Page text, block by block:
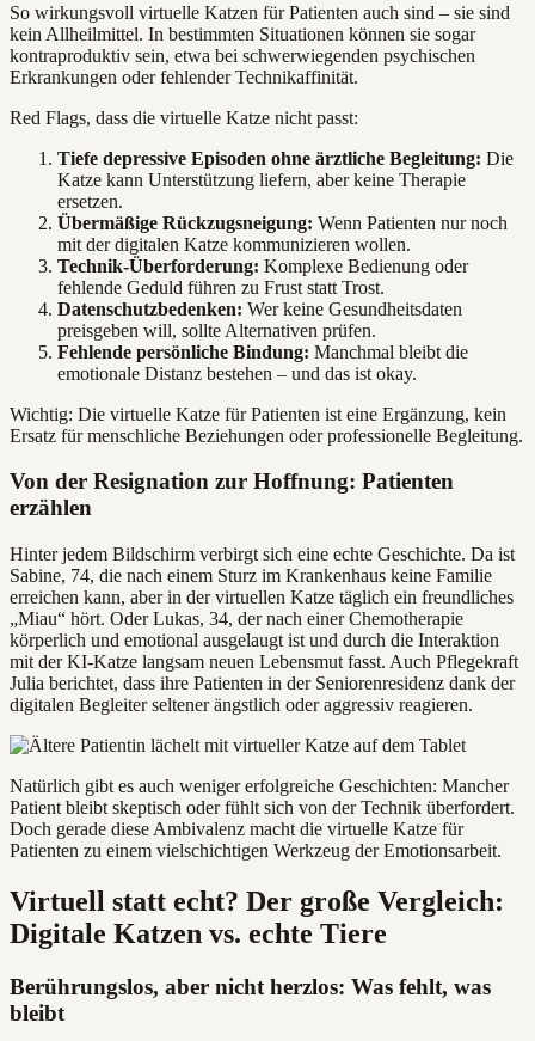
So wirkungsvoll virtuelle Katzen für Patienten auch sind – sie sind
kein Allheilmittel. In bestimmten Situationen können sie sogar
kontraproduktiv sein, etwa bei schwerwiegenden psychischen
Erkrankungen oder fehlender Technikaffinität.
Red Flags, dass die virtuelle Katze nicht passt:
Tiefe depressive Episoden ohne ärztliche Begleitung: Die
Katze kann Unterstützung liefern, aber keine Therapie
ersetzen.
Übermäßige Rückzugsneigung: Wenn Patienten nur noch
mit der digitalen Katze kommunizieren wollen.
Technik-Überforderung: Komplexe Bedienung oder
fehlende Geduld führen zu Frust statt Trost.
Datenschutzbedenken: Wer keine Gesundheitsdaten
preisgeben will, sollte Alternativen prüfen.
Fehlende persönliche Bindung: Manchmal bleibt die
emotionale Distanz bestehen – und das ist okay.
Wichtig: Die virtuelle Katze für Patienten ist eine Ergänzung, kein
Ersatz für menschliche Beziehungen oder professionelle Begleitung.
Von der Resignation zur Hoffnung: Patienten
erzählen
Hinter jedem Bildschirm verbirgt sich eine echte Geschichte. Da ist
Sabine, 74, die nach einem Sturz im Krankenhaus keine Familie
erreichen kann, aber in der virtuellen Katze täglich ein freundliches
„Miau“ hört. Oder Lukas, 34, der nach einer Chemotherapie
körperlich und emotional ausgelaugt ist und durch die Interaktion
mit der KI-Katze langsam neuen Lebensmut fasst. Auch Pflegekraft
Julia berichtet, dass ihre Patienten in der Seniorenresidenz dank der
digitalen Begleiter seltener ängstlich oder aggressiv reagieren.
Natürlich gibt es auch weniger erfolgreiche Geschichten: Mancher
Patient bleibt skeptisch oder fühlt sich von der Technik überfordert.
Doch gerade diese Ambivalenz macht die virtuelle Katze für
Patienten zu einem vielschichtigen Werkzeug der Emotionsarbeit.
Virtuell statt echt? Der große Vergleich:
Digitale Katzen vs. echte Tiere
Berührungslos, aber nicht herzlos: Was fehlt, was
bleibt